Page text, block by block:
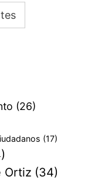
(26)
(17)
Ortiz (34)